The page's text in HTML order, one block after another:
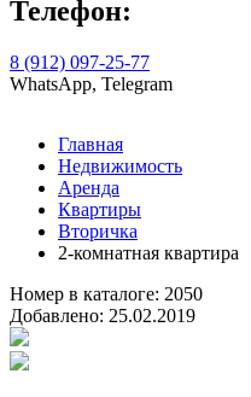
Телефон:
8 (912) 097-25-77
WhatsApp, Telegram
Главная
Недвижимость
Аренда
Квартиры
Вторичка
2-комнатная квартира
Номер в каталоге: 2050
Добавлено: 25.02.2019